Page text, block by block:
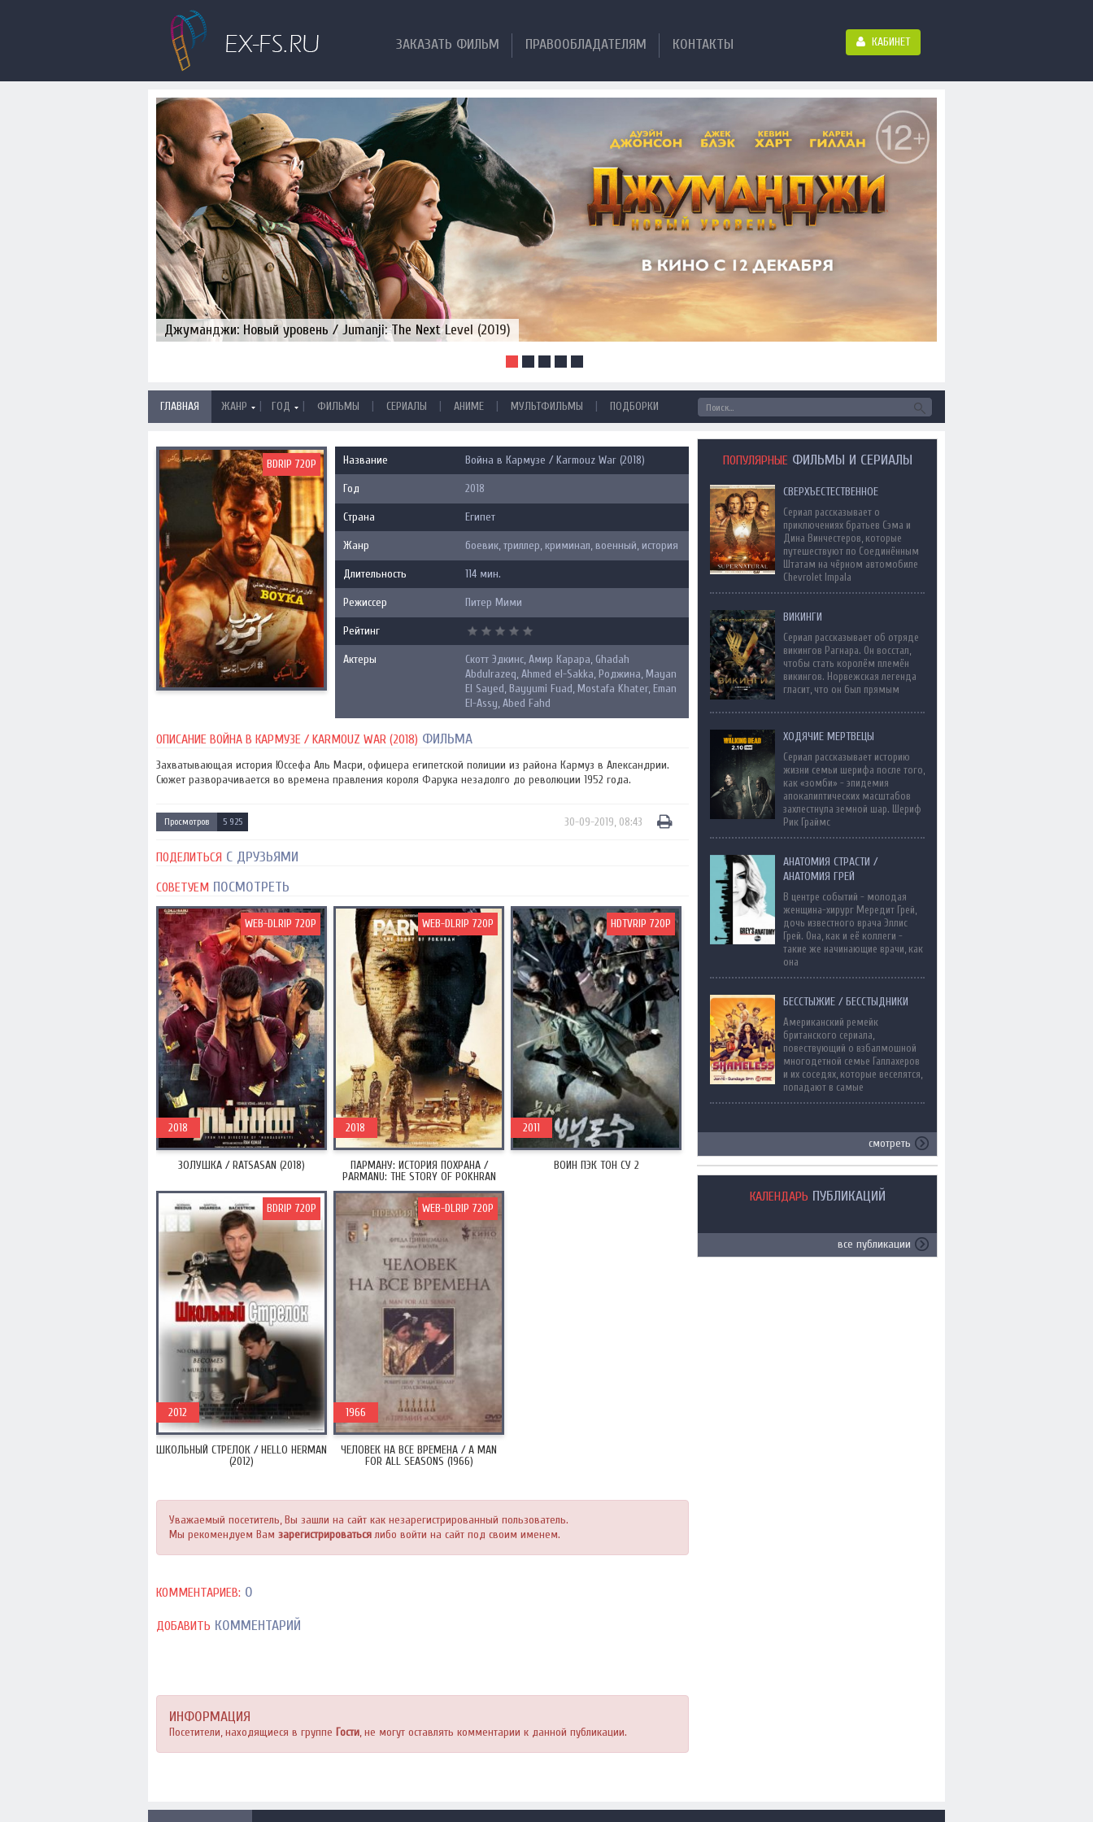
ЗАКАЗАТЬ ФИЛЬМ ПРАВООБЛАДАТЕЛЯМ КОНТАКТЫ КАБИНЕТ
Джуманджи: Новый уровень / Jumanji: The Next Level (2019)
ГЛАВНАЯ ЖАНР | ГОД | ФИЛЬМЫ | СЕРИАЛЫ | АНИМЕ | МУЛЬТФИЛЬМЫ | ПОДБОРКИ
BDRIP 720P Название Война в Кармузе / Karmouz War (2018)
Год 2018
Страна Египет
Жанр боевик, триллер, криминал, военный, история
Длительность 114 мин.
Режиссер Питер Мими
Рейтинг
Актеры
Скотт Эдкинс, Амир Карара, Ghadah
Abdulrazeq, Ahmed el-Sakka, Роджина, Mayan
El Sayed, Bayyumi Fuad, Mostafa Khater, Eman
El-Assy, Abed Fahd
ОПИСАНИЕ ВОЙНА В КАРМУЗЕ / KARMOUZ WAR (2018) ФИЛЬМА
Захватывающая история Юссефа Аль Масри, офицера египетской полиции из района Кармуз в Александрии.
Сюжет разворачивается во времена правления короля Фарука незадолго до революции 1952 года.
Просмотров 5 925 30-09-2019, 08:43
ПОДЕЛИТЬСЯ С ДРУЗЬЯМИ
СОВЕТУЕМ ПОСМОТРЕТЬ
ЗОЛУШКА / RATSASAN (2018)
2018
WEB-DLRIP 720P
ПАРМАНУ: ИСТОРИЯ ПОХРАНА /
PARMANU: THE STORY OF POKHRAN
(2018)
2018
WEB-DLRIP 720P
ВОИН ПЭК ТОН СУ 2
2011
HDTVRIP 720P
ШКОЛЬНЫЙ СТРЕЛОК / HELLO HERMAN
(2012)
2012
BDRIP 720P
ЧЕЛОВЕК НА ВСЕ ВРЕМЕНА / A MAN
FOR ALL SEASONS (1966)
1966
WEB-DLRIP 720P
Уважаемый посетитель, Вы зашли на сайт как незарегистрированный пользователь.
Мы рекомендуем Вам зарегистрироватьсялибо войти на сайт под своим именем.
КОММЕНТАРИЕВ: 0
ДОБАВИТЬ КОММЕНТАРИЙ
ИНФОРМАЦИЯ
Посетители, находящиеся в группе Гости, не могут оставлять комментарии к данной публикации.
ПОПУЛЯРНЫЕ ФИЛЬМЫ И СЕРИАЛЫ
СВЕРХЪЕСТЕСТВЕННОЕ
Сериал рассказывает о
приключениях братьев Сэма и
Дина Винчестеров, которые
путешествуют по Соединённым
Штатам на чёрном автомобиле
Chevrolet Impala
ВИКИНГИ
Сериал рассказывает об отряде
викингов Рагнара. Он восстал,
чтобы стать королём племён
викингов. Норвежская легенда
гласит, что он был прямым
ХОДЯЧИЕ МЕРТВЕЦЫ
Сериал рассказывает историю
жизни семьи шерифа после того,
как «зомби» - эпидемия
апокалиптических масштабов
захлестнула земной шар. Шериф
Рик Граймс
АНАТОМИЯ СТРАСТИ /
АНАТОМИЯ ГРЕЙ
В центре событий - молодая
женщина-хирург Мередит Грей,
дочь известного врача Эллис
Грей. Она, как и её коллеги -
такие же начинающие врачи, как
она
БЕССТЫЖИЕ / БЕССТЫДНИКИ
Американский ремейк
британского сериала,
повествующий о взбалмошной
многодетной семье Галлахеров
и их соседях, которые веселятся,
попадают в самые
смотреть
КАЛЕНДАРЬ ПУБЛИКАЦИЙ
все публикации